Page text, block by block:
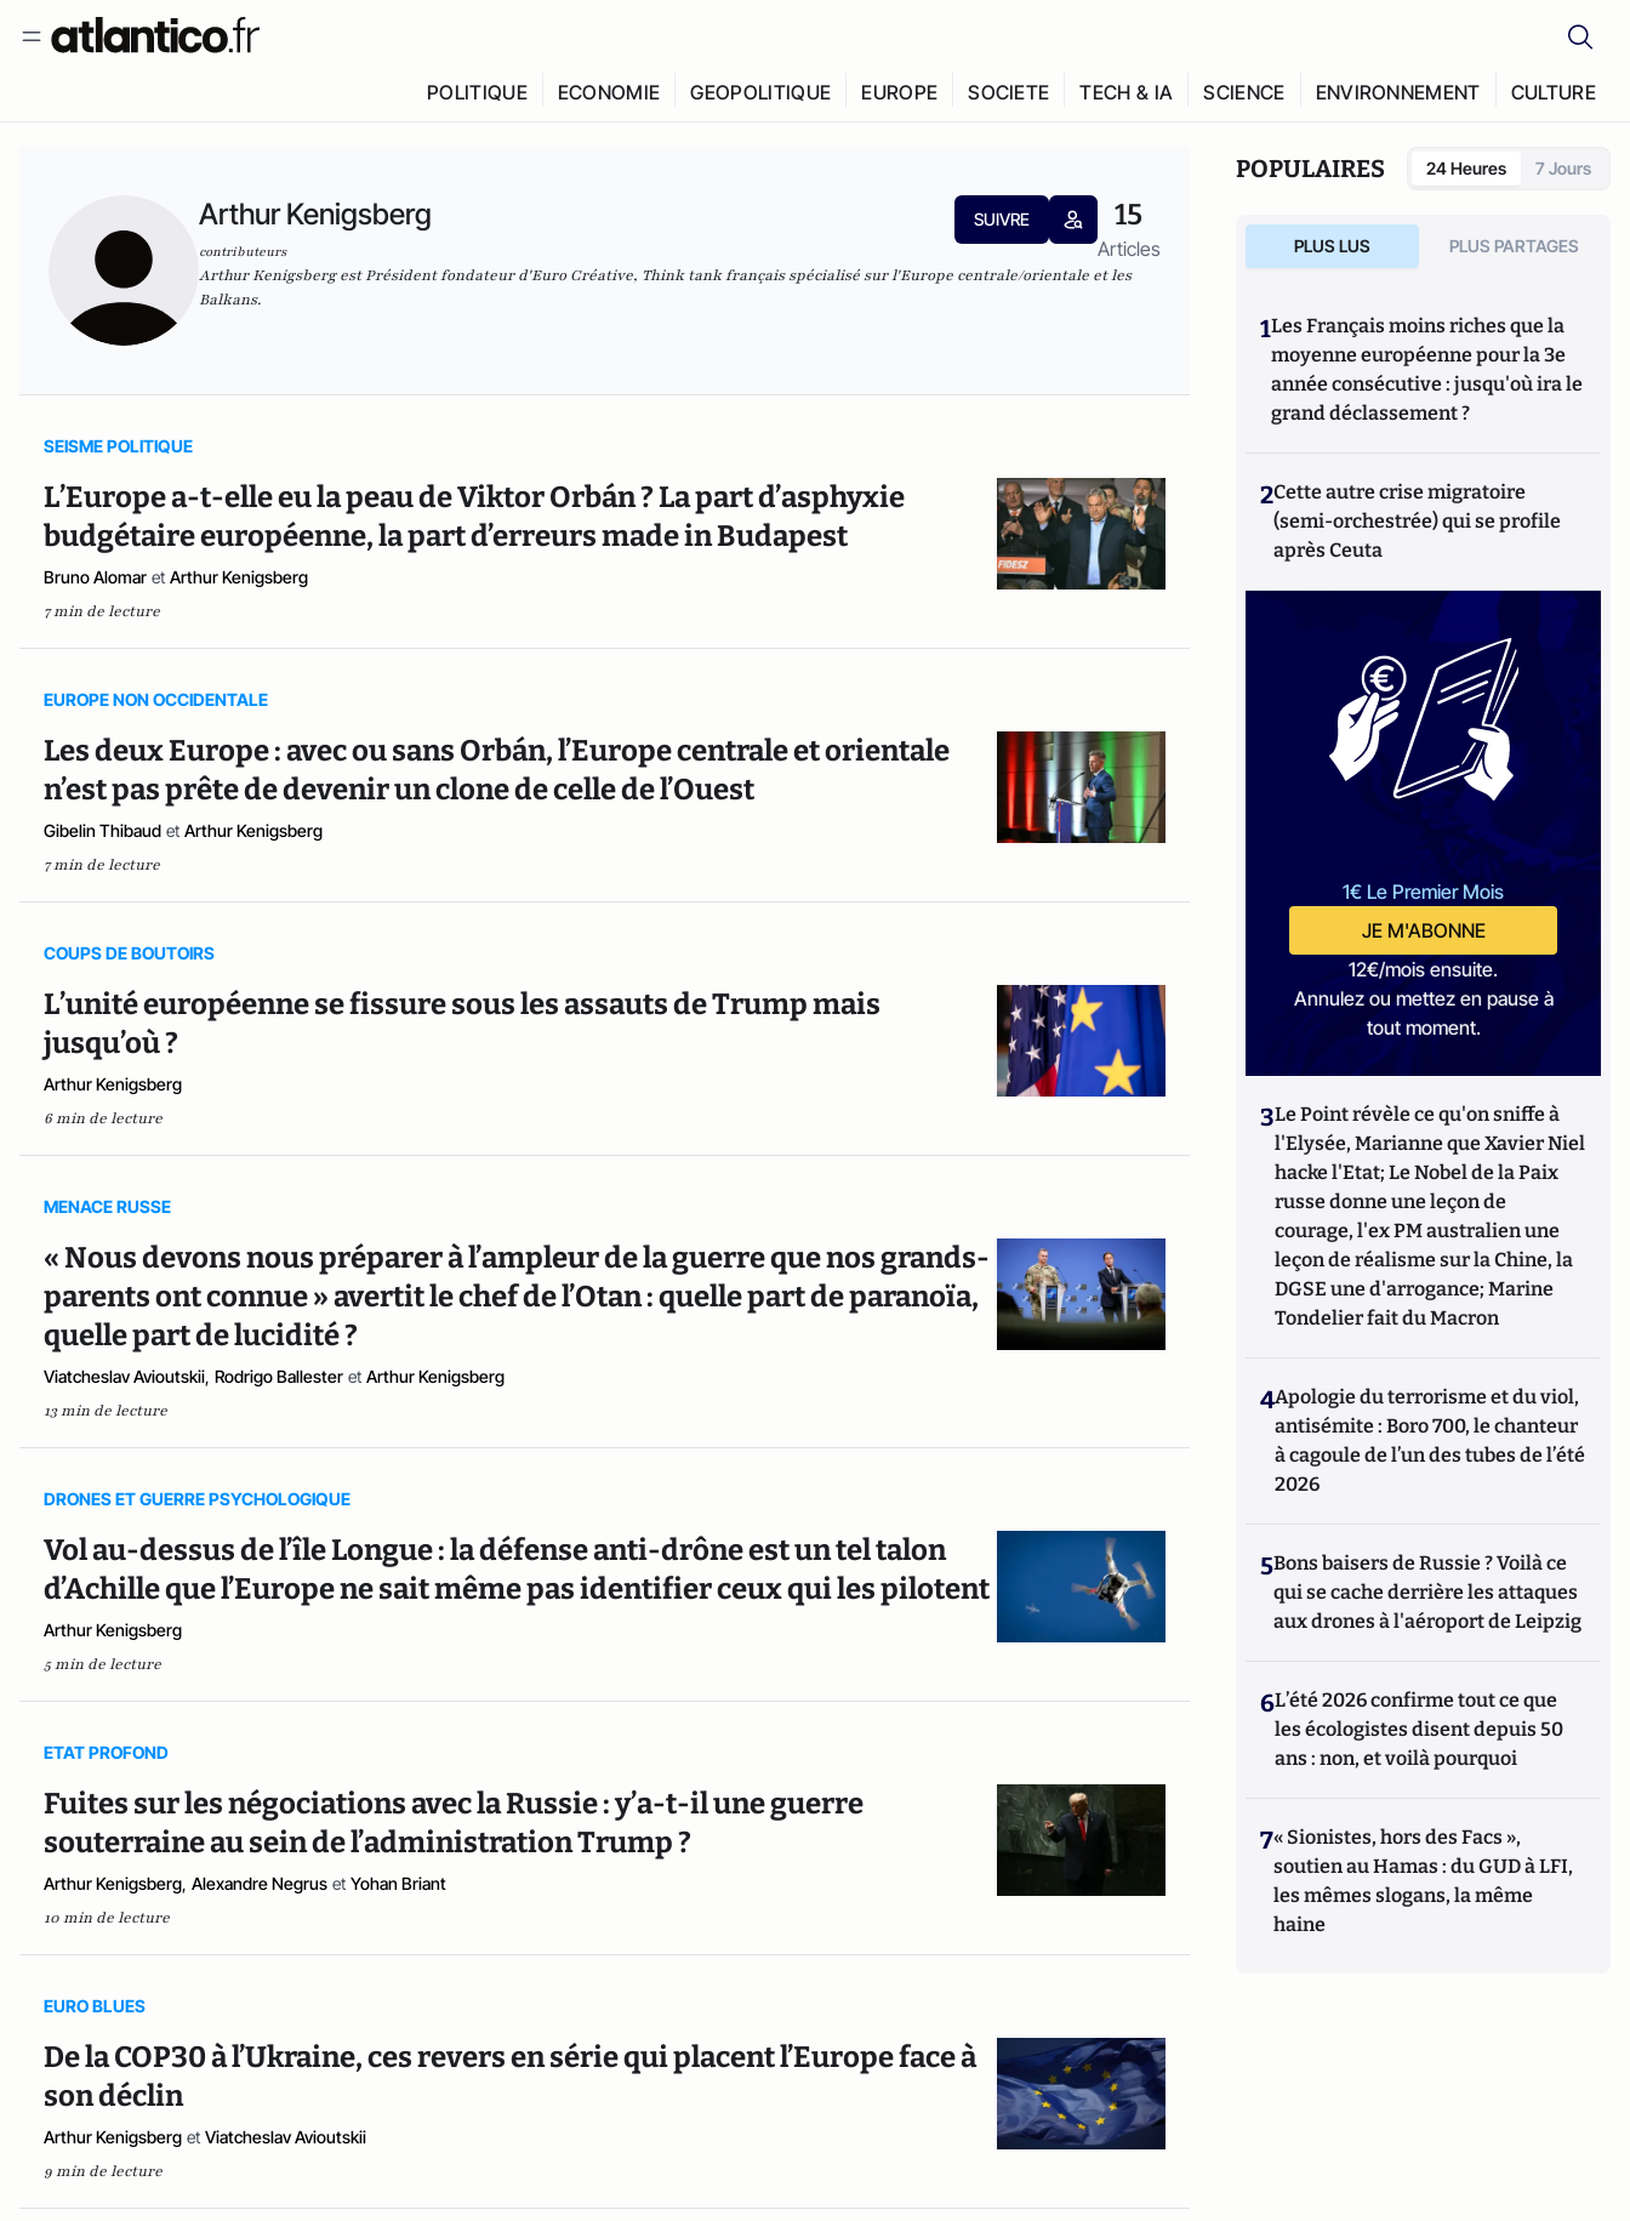
POLITIQUE ECONOMIE GEOPOLITIQUE EUROPE SOCIETE TECH & IA SCIENCE ENVIRONNEMENT CULTURE
Arthur Kenigsberg
contributeurs
SUIVRE 15
Articles
Arthur Kenigsberg est Président fondateur d'Euro Créative, Think tank français spécialisé sur l'Europe centrale/orientale et les
Balkans.
SEISME POLITIQUE
L’Europe a-t-elle eu la peau de Viktor Orbán ? La part d’asphyxie
budgétaire européenne, la part d’erreurs made in Budapest
Bruno Alomar et Arthur Kenigsberg
7 min de lecture
EUROPE NON OCCIDENTALE
Les deux Europe : avec ou sans Orbán, l’Europe centrale et orientale
n’est pas prête de devenir un clone de celle de l’Ouest
Gibelin Thibaud et Arthur Kenigsberg
7 min de lecture
COUPS DE BOUTOIRS
L’unité européenne se fissure sous les assauts de Trump mais
jusqu’où ?
Arthur Kenigsberg
6 min de lecture
MENACE RUSSE
« Nous devons nous préparer à l’ampleur de la guerre que nos grands-
parents ont connue » avertit le chef de l’Otan : quelle part de paranoïa,
quelle part de lucidité ?
Viatcheslav Avioutskii, Rodrigo Ballester et Arthur Kenigsberg
13 min de lecture
DRONES ET GUERRE PSYCHOLOGIQUE
Vol au-dessus de l’île Longue : la défense anti-drône est un tel talon
d’Achille que l’Europe ne sait même pas identifier ceux qui les pilotent
Arthur Kenigsberg
5 min de lecture
ETAT PROFOND
Fuites sur les négociations avec la Russie : y’a-t-il une guerre
souterraine au sein de l’administration Trump ?
Arthur Kenigsberg, Alexandre Negrus et Yohan Briant
10 min de lecture
EURO BLUES
De la COP30 à l’Ukraine, ces revers en série qui placent l’Europe face à
son déclin
Arthur Kenigsberg et Viatcheslav Avioutskii
9 min de lecture
POPULAIRES 24 Heures 7 Jours
PLUS LUS PLUS PARTAGES
1Les Français moins riches que la
moyenne européenne pour la 3e
année consécutive : jusqu'où ira le
grand déclassement ?
2Cette autre crise migratoire
(semi-orchestrée) qui se profile
après Ceuta
1€ Le Premier Mois
JE M'ABONNE
12€/mois ensuite.
Annulez ou mettez en pause à
tout moment.
3Le Point révèle ce qu'on sniffe à
l'Elysée, Marianne que Xavier Niel
hacke l'Etat; Le Nobel de la Paix
russe donne une leçon de
courage, l'ex PM australien une
leçon de réalisme sur la Chine, la
DGSE une d'arrogance; Marine
Tondelier fait du Macron
4Apologie du terrorisme et du viol,
antisémite : Boro 700, le chanteur
à cagoule de l’un des tubes de l’été
2026
5Bons baisers de Russie ? Voilà ce
qui se cache derrière les attaques
aux drones à l'aéroport de Leipzig
6L’été 2026 confirme tout ce que
les écologistes disent depuis 50
ans : non, et voilà pourquoi
7« Sionistes, hors des Facs »,
soutien au Hamas : du GUD à LFI,
les mêmes slogans, la même
haine